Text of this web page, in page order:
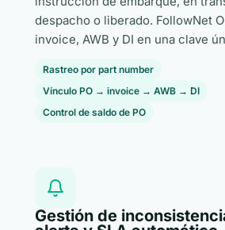
despacho o liberado. FollowNet
invoice, AWB y DI en una clave
Rastreo por part number
Vínculo PO → invoice → AWB → DI
Control de saldo de PO
Gestión de